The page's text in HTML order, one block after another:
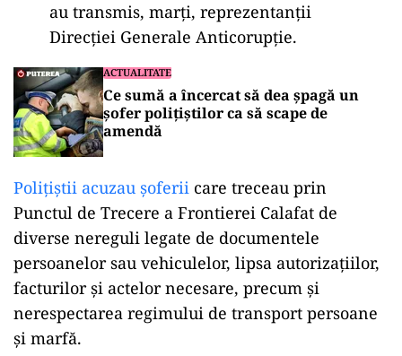
au transmis, marţi, reprezentanții
Direcției Generale Anticorupție.
ACTUALITATE
Ce sumă a încercat să dea șpagă un
șofer polițiștilor ca să scape de
amendă
Polițiștii acuzau șoferii care treceau prin
Punctul de Trecere a Frontierei Calafat de
diverse nereguli legate de documentele
persoanelor sau vehiculelor, lipsa autorizațiilor,
facturilor și actelor necesare, precum și
nerespectarea regimului de transport persoane
și marfă.